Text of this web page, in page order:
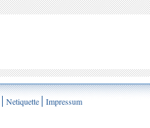
Netiquette Impressum